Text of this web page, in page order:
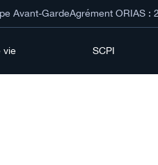
Avant-GardeAgrément ORIAS :
vie SCPI